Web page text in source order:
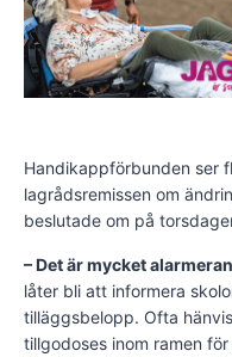
Handikappförbunden ser
lagrådsremissen om
beslutade om på
– Det är mycket
låter bli att informera
tilläggsbelopp. Ofta
tillgodoses inom ramen